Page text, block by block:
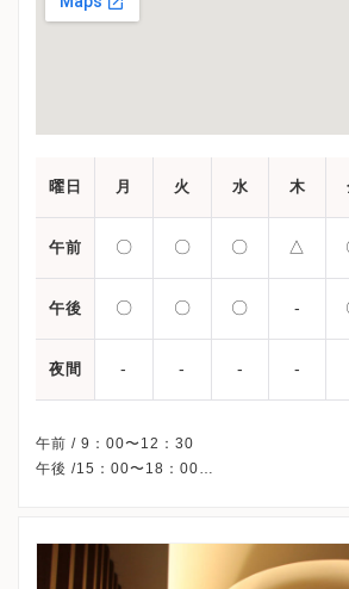
曜日 月 火 水 木
午前 〇 〇 〇 △
午後 〇 〇 〇 -
夜間 - - - -
午前 / 9：00〜12：30
午後 /15：00〜18：00
※木曜祝日午後・日曜、休診
※詳細はクリニックHPを確認、または直接